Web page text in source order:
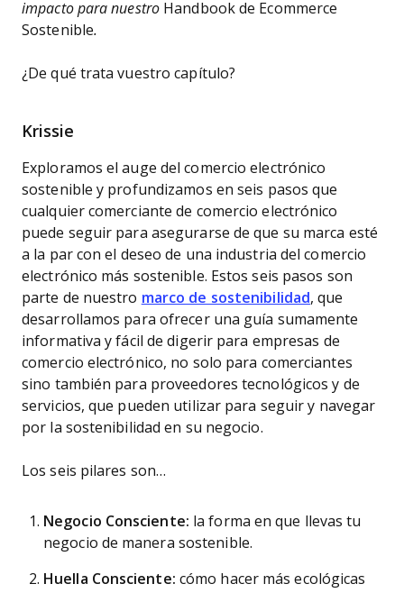
impacto para nuestro Handbook de Ecommerce
Sostenible.
¿De qué trata vuestro capítulo?
Krissie
Exploramos el auge del comercio electrónico
sostenible y profundizamos en seis pasos que
cualquier comerciante de comercio electrónico
puede seguir para asegurarse de que su marca esté
a la par con el deseo de una industria del comercio
electrónico más sostenible. Estos seis pasos son
parte de nuestro marco de sostenibilidad , que
desarrollamos para ofrecer una guía sumamente
informativa y fácil de digerir para empresas de
comercio electrónico, no solo para comerciantes
sino también para proveedores tecnológicos y de
servicios, que pueden utilizar para seguir y navegar
por la sostenibilidad en su negocio.
Los seis pilares son…
Negocio Consciente: la forma en que llevas tu
negocio de manera sostenible.
Huella Consciente: cómo hacer más ecológicas